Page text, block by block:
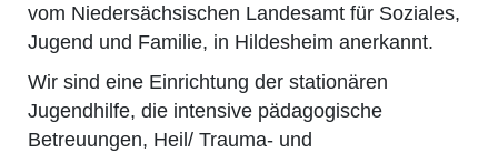
vom Niedersächsischen Landesamt für Soziales,
Jugend und Familie, in Hildesheim anerkannt.
Wir sind eine Einrichtung der stationären
Jugendhilfe, die intensive pädagogische
Betreuungen, Heil/ Trauma- und